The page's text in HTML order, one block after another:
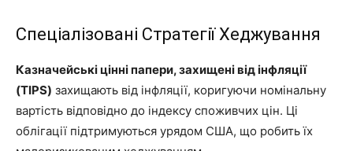
Спеціалізовані Стратегії Хеджування
Казначейські цінні папери, захищені від інфляції
(TIPS) захищають від інфляції, коригуючи номінальну
вартість відповідно до індексу споживчих цін. Ці
облігації підтримуються урядом США, що робить їх